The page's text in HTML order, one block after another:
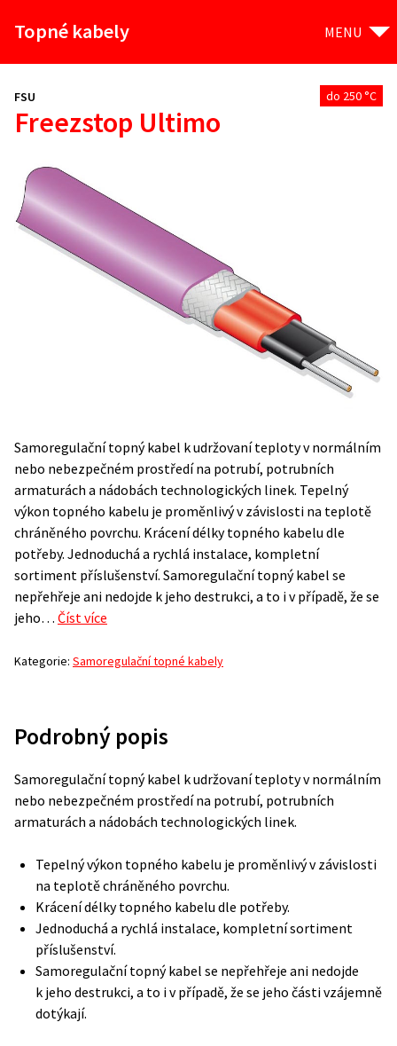
Topné kabely MENU
do 250 °C
FSU
Freezstop Ultimo
Samoregulační topný kabel k udržovaní teploty v normálním
nebo nebezpečném prostředí na potrubí, potrubních
armaturách a nádobách technologických li­nek. Tepelný
výkon topného kabelu je proměnlivý v závislosti na teplotě
chráněného povrchu. Krácení délky topného kabelu dle
potřeby. Jednoduchá a rychlá instalace, kompletní
sortiment příslušenství. Samoregulační topný kabel se
nepřehřeje ani nedojde k jeho destrukci, a to i v případě, že se
jeho… Číst více
Kategorie: Samoregulační topné kabely
Podrobný popis
Samoregulační topný kabel k udržovaní teploty v normálním
nebo nebezpečném prostředí na potrubí, potrubních
armaturách a nádobách technologických li­nek.
Tepelný výkon topného kabelu je proměnlivý v závislosti
na teplotě chráněného povrchu.
Krácení délky topného kabelu dle potřeby.
Jednoduchá a rychlá instalace, kompletní sortiment
příslušenství.
Samoregulační topný kabel se nepřehřeje ani nedojde
k jeho destrukci, a to i v případě, že se jeho části vzájemně
dotýkají.